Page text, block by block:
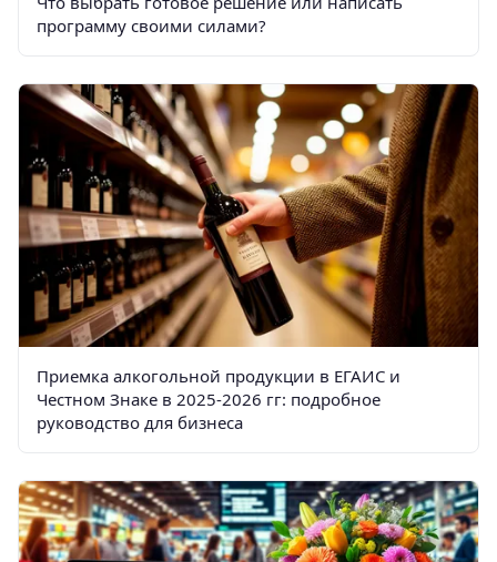
программу своими силами?
Приемка алкогольной продукции в ЕГАИС и
Честном Знаке в 2025-2026 гг: подробное
руководство для бизнеса